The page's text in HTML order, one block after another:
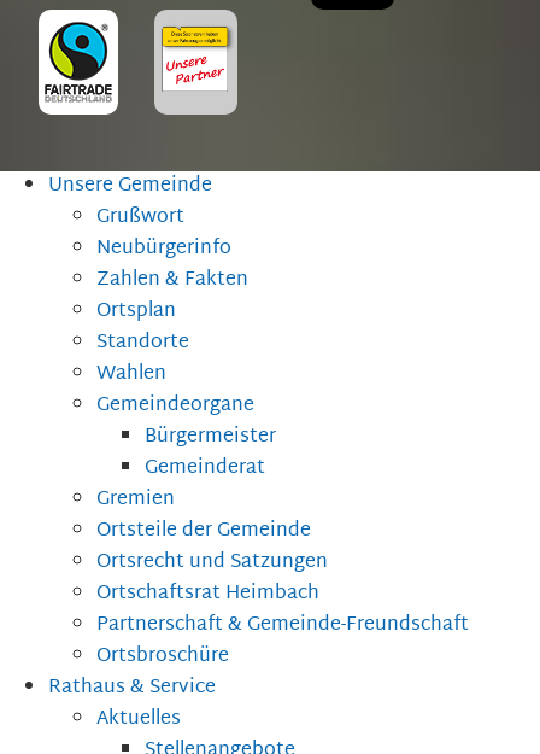
Unsere Gemeinde
Grußwort
Neubürgerinfo
Zahlen & Fakten
Ortsplan
Standorte
Wahlen
Gemeindeorgane
Bürgermeister
Gemeinderat
Gremien
Ortsteile der Gemeinde
Ortsrecht und Satzungen
Ortschaftsrat Heimbach
Partnerschaft & Gemeinde-Freundschaft
Ortsbroschüre
Rathaus & Service
Aktuelles